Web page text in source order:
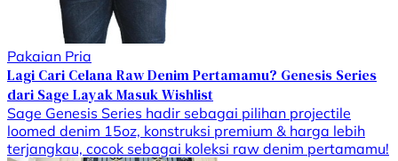
Pakaian Pria
Lagi Cari Celana Raw Denim Pertamamu? Genesis Series
dari Sage Layak Masuk Wishlist
Sage Genesis Series hadir sebagai pilihan projectile
loomed denim 15oz, konstruksi premium & harga lebih
terjangkau, cocok sebagai koleksi raw denim pertamamu!